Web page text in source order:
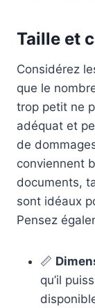
Taille et
Considérez
que le
trop petit ne
adéquat et
de
conviennent
documents,
sont idéaux
Pensez
📏
qu’il